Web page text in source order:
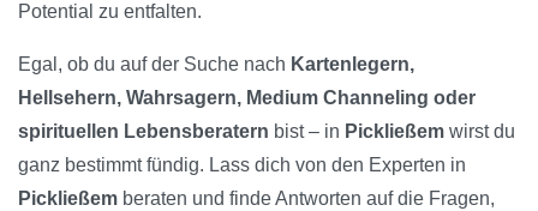
Potential zu entfalten.
Egal, ob du auf der Suche nach Kartenlegern,
Hellsehern, Wahrsagern, Medium Channeling oder
spirituellen Lebensberatern bist – in Pickließem wirst du
ganz bestimmt fündig. Lass dich von den Experten in
Pickließem beraten und finde Antworten auf die Fragen,